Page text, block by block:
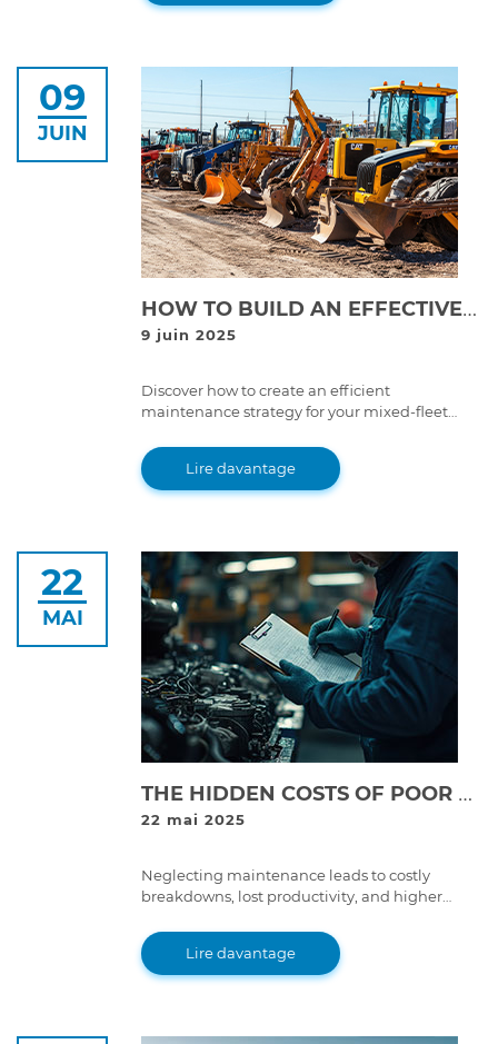
09
JUIN
HOW TO BUILD AN EFFECTIVE MAINTENANCE STRATEGY FOR MIXED-FLEET OPERATIONS
9 juin 2025
Discover how to create an efficient
maintenance strategy for your mixed-fleet
makes diagnostic tools, and skilled
technicians to minimize downtime and
optimize equipment performance.
Lire davantage
22
MAI
THE HIDDEN COSTS OF POOR EQUIPMENT MAINTENANCE: WHY SKIPPING SERVICE IS EXPENSIVE
22 mai 2025
Neglecting maintenance leads to costly
breakdowns, lost productivity, and higher
maintenance is essential for long-term
savings.Lire davantage